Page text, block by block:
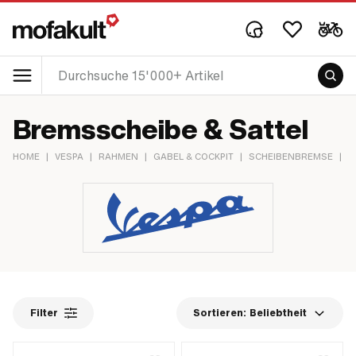
Bremsscheibe & Sattel
HOME | VESPA | RAHMEN | GABEL & COCKPIT | SCHEIBENBREMSE |
Filter Sortieren: Beliebtheit